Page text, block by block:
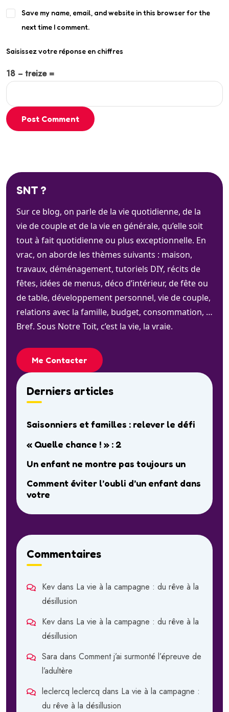
Save my name, email, and website in this browser for the
next time I comment.
Saisissez votre réponse en chiffres
18 − treize =
Post Comment
SNT ?
Sur ce blog, on parle de la vie quotidienne, de la
vie de couple et de la vie en générale, qu’elle soit
tout à fait quotidienne ou plus exceptionnelle. En
vrac, on aborde les thèmes suivants : maison,
travaux, déménagement, tutoriels DIY, récits de
fêtes, idées de menus, déco d’intérieur, de fête ou
de table, développement personnel, vie de couple,
relations avec la famille, budget, consommation, …
Bref. Sous Notre Toit, c’est la vie, la vraie.
Me Contacter
Derniers articles
Saisonniers et familles : relever le défi
« Quelle chance ! » : 2
Un enfant ne montre pas toujours un
Comment éviter l’oubli d’un enfant dans
votre
Commentaires
Kev dans La vie à la campagne : du rêve à la
désillusion
Kev dans La vie à la campagne : du rêve à la
désillusion
Sara dans Comment j’ai surmonté l’épreuve de
l’adultère
leclercq leclercq dans La vie à la campagne :
du rêve à la désillusion